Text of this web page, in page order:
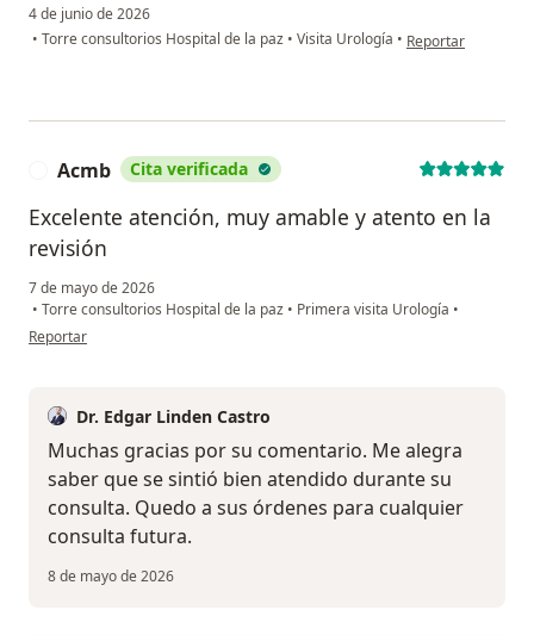
4 de junio de 2026
• Torre consultorios Hospital de la paz • Visita Urología • en opinión del
Reportar
Acmb Cita verificada
Excelente atención, muy amable y atento en la
revisión
7 de mayo de 2026
• Torre consultorios Hospital de la paz • Primera visita Urología •
en opinión del usuario Acmb
Reportar
Dr. Edgar Linden Castro
Muchas gracias por su comentario. Me alegra
saber que se sintió bien atendido durante su
consulta. Quedo a sus órdenes para cualquier
consulta futura.
8 de mayo de 2026